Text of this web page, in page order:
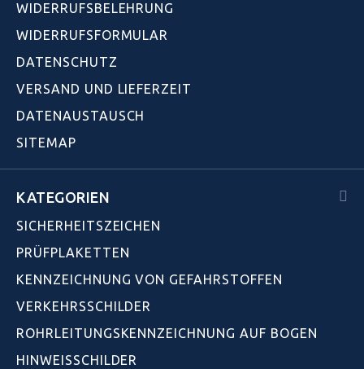
WIDERRUFSBELEHRUNG
WIDERRUFSFORMULAR
DATENSCHUTZ
VERSAND UND LIEFERZEIT
DATENAUSTAUSCH
SITEMAP
KATEGORIEN
SICHERHEITSZEICHEN
PRÜFPLAKETTEN
KENNZEICHNUNG VON GEFAHRSTOFFEN
VERKEHRSSCHILDER
ROHRLEITUNGSKENNZEICHNUNG AUF BOGEN
HINWEISSCHILDER